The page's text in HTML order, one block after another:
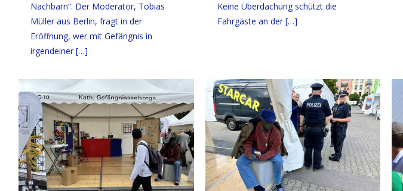
Nachbarn“. Der Moderator, Tobias
Müller aus Berlin, fragt in der
Eröffnung, wer mit Gefängnis in
irgendeiner […]
Keine Überdachung schützt die
Fahrgäste an der[…]